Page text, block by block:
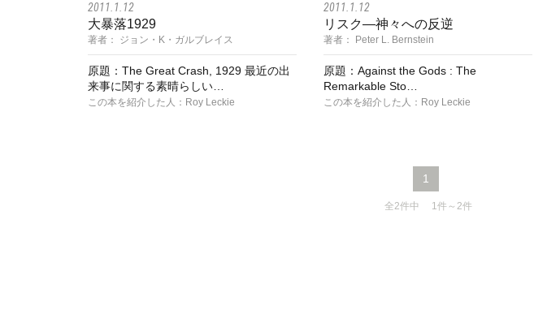
2011.1.12
大暴落1929
著者： ジョン・K・ガルブレイス
原題：The Great Crash, 1929 最近の出
来事に関する素晴らしい…
この本を紹介した人：Roy Leckie
2011.1.12
リスク―神々への反逆
著者： Peter L. Bernstein
原題：Against the Gods : The
Remarkable Sto…
この本を紹介した人：Roy Leckie
1
全2件中 1件～2件